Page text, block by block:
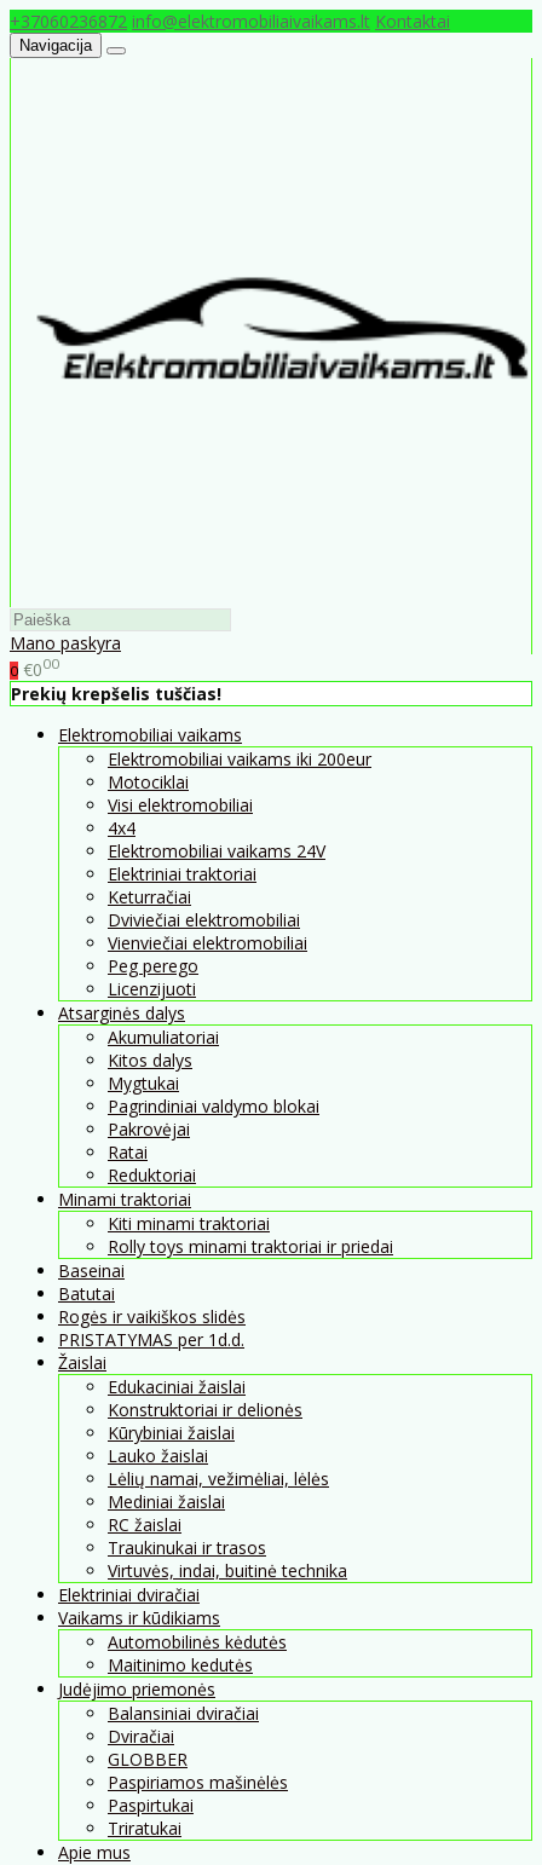
+37060236872 info@elektromobiliaivaikams.lt Kontaktai
Navigacija
Mano paskyra
0 €000
Prekių krepšelis tuščias!
Elektromobiliai vaikams
Elektromobiliai vaikams iki 200eur
Motociklai
Visi elektromobiliai
4x4
Elektromobiliai vaikams 24V
Elektriniai traktoriai
Keturračiai
Dviviečiai elektromobiliai
Vienviečiai elektromobiliai
Peg perego
Licenzijuoti
Atsarginės dalys
Akumuliatoriai
Kitos dalys
Mygtukai
Pagrindiniai valdymo blokai
Pakrovėjai
Ratai
Reduktoriai
Minami traktoriai
Kiti minami traktoriai
Rolly toys minami traktoriai ir priedai
Baseinai
Batutai
Rogės ir vaikiškos slidės
PRISTATYMAS per 1d.d.
Žaislai
Edukaciniai žaislai
Konstruktoriai ir delionės
Kūrybiniai žaislai
Lauko žaislai
Lėlių namai, vežimėliai, lėlės
Mediniai žaislai
RC žaislai
Traukinukai ir trasos
Virtuvės, indai, buitinė technika
Elektriniai dviračiai
Vaikams ir kūdikiams
Automobilinės kėdutės
Maitinimo kedutės
Judėjimo priemonės
Balansiniai dviračiai
Dviračiai
GLOBBER
Paspiriamos mašinėlės
Paspirtukai
Triratukai
Apie mus